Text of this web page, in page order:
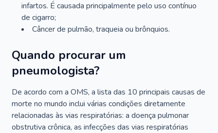
infartos. É causada principalmente pelo uso contínuo
de cigarro;
Câncer de pulmão, traqueia ou brônquios.
Quando procurar um
pneumologista?
De acordo com a OMS, a lista das 10 principais causas de
morte no mundo inclui várias condições diretamente
relacionadas às vias respiratórias: a doença pulmonar
obstrutiva crônica, as infecções das vias respiratórias